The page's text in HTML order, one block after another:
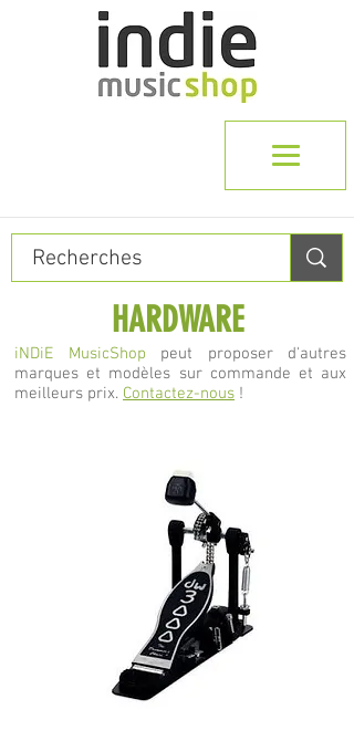
HARDWARE
iNDiE MusicShop peut proposer d'autres
marques et modèles sur commande et aux
meilleurs prix. Contactez-nous !